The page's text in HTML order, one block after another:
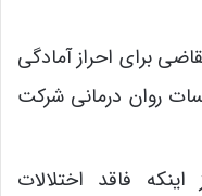
برای احراز آمادگی
روان درمانی شرکت
فاقد اختلالات